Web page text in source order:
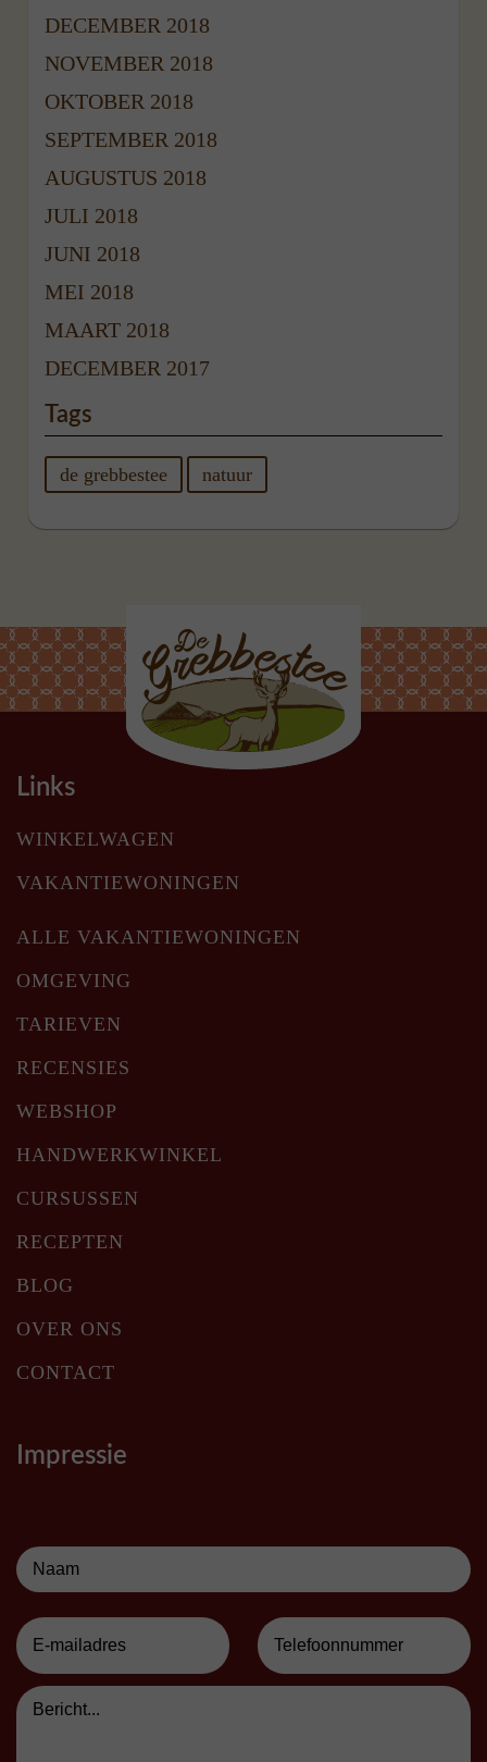
DECEMBER 2018
NOVEMBER 2018
OKTOBER 2018
SEPTEMBER 2018
AUGUSTUS 2018
JULI 2018
JUNI 2018
MEI 2018
MAART 2018
DECEMBER 2017
Tags
de grebbestee natuur
Links
WINKELWAGEN
VAKANTIEWONINGEN
ALLE VAKANTIEWONINGEN
OMGEVING
TARIEVEN
RECENSIES
WEBSHOP
HANDWERKWINKEL
CURSUSSEN
RECEPTEN
BLOG
OVER ONS
CONTACT
Impressie